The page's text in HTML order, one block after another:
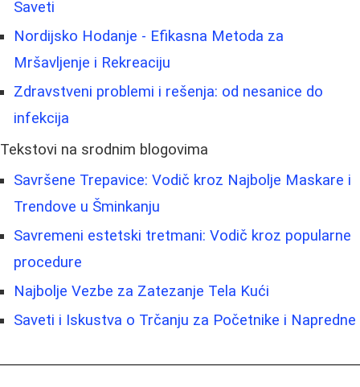
Saveti
Nordijsko Hodanje - Efikasna Metoda za
Mršavljenje i Rekreaciju
Zdravstveni problemi i rešenja: od nesanice do
infekcija
Tekstovi na srodnim blogovima
Savršene Trepavice: Vodič kroz Najbolje Maskare i
Trendove u Šminkanju
Savremeni estetski tretmani: Vodič kroz popularne
procedure
Najbolje Vezbe za Zatezanje Tela Kući
Saveti i Iskustva o Trčanju za Početnike i Napredne